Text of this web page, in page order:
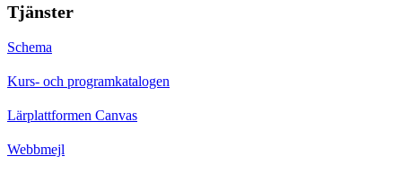
Tjänster
Schema
Kurs- och programkatalogen
Lärplattformen Canvas
Webbmejl